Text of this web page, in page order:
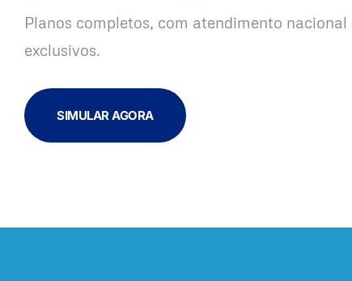
Planos completos, com atendimento nacional
exclusivos.
SIMULAR AGORA